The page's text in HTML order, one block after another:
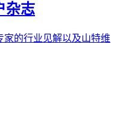
杂志
的行业见解以及山特维